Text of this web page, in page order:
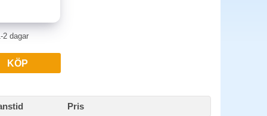
2 dagar
KÖP
Pris